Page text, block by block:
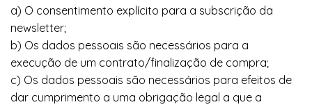
a) O consentimento explícito para a subscrição da
newsletter;
b) Os dados pessoais são necessários para a
execução de um contrato/finalização de compra;
c) Os dados pessoais são necessários para efeitos de
dar cumprimento a uma obrigação legal a que a